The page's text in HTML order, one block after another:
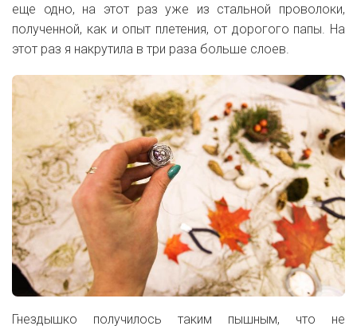
еще одно, на этот раз уже из стальной проволоки,
полученной, как и опыт плетения, от дорогого папы. На
этот раз я накрутила в три раза больше слоев.
Гнездышко получилось таким пышным, что не